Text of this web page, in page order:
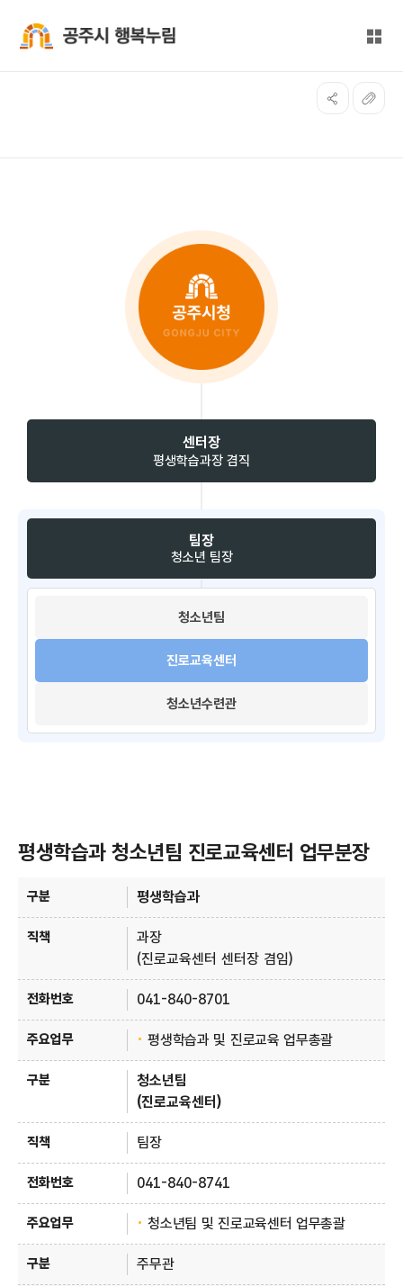
전체
센터장
평생학습과장 겸직
팀장
청소년 팀장
청소년팀​
진로교육센터
청소년수련관
평생학습과 청소년팀 진로교육센터 업무분장
평생학습과
과장
(진로교육센터 센터장 겸임)
041-840-8701
평생학습과 및 진로교육 업무총괄
청소년팀
(진로교육센터)
팀장
041-840-8741
청소년팀 및 진로교육센터 업무총괄
주무관